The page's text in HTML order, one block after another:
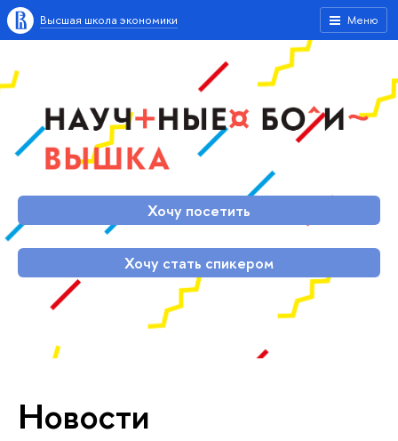
Меню
Высшая школа экономики
Хочу посетить
Хочу стать спикером
Новости